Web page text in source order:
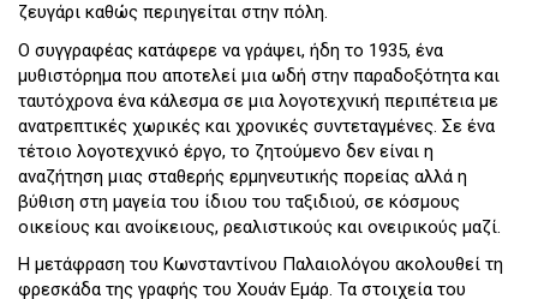
ζευγάρι καθώς περιηγείται στην πόλη.
Ο συγγραφέας κατάφερε να γράψει, ήδη το 1935, ένα
μυθιστόρημα που αποτελεί μια ωδή στην παραδοξότητα και
ταυτόχρονα ένα κάλεσμα σε μια λογοτεχνική περιπέτεια με
ανατρεπτικές χωρικές και χρονικές συντεταγμένες. Σε ένα
τέτοιο λογοτεχνικό έργο, το ζητούμενο δεν είναι η
αναζήτηση μιας σταθερής ερμηνευτικής πορείας αλλά η
βύθιση στη μαγεία του ίδιου του ταξιδιού, σε κόσμους
οικείους και ανοίκειους, ρεαλιστικούς και ονειρικούς μαζί.
Η μετάφραση του Κωνσταντίνου Παλαιολόγου ακολουθεί τη
φρεσκάδα της γραφής του Χουάν Εμάρ. Τα στοιχεία του